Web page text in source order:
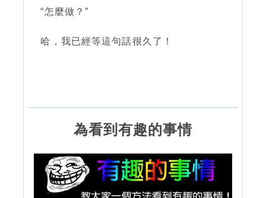
“怎麼做？”
哈，我已經等這句話很久了！
為看到有趣的事情